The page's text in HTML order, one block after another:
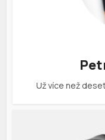
Už více než